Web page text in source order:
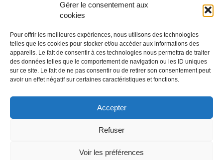
Gérer le consentement aux
cookies
Pour offrir les meilleures expériences, nous utilisons des technologies
telles que les cookies pour stocker et/ou accéder aux informations des
appareils. Le fait de consentir à ces technologies nous permettra de traiter
des données telles que le comportement de navigation ou les ID uniques
sur ce site. Le fait de ne pas consentir ou de retirer son consentement peut
avoir un effet négatif sur certaines caractéristiques et fonctions.
Accepter
Refuser
Voir les préférences
48320 Ispagnac
Lundi et mardi : 8h30 - 12h00
17h30
Vendredi : 8h30 - 12h00 et 13h30 - 17h00
A télécharger
Tous les documents à télécharger